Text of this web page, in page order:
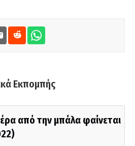
Εκπομπής
από την μπάλα φαίνεται